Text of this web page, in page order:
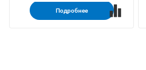
Подробнее